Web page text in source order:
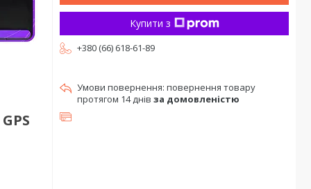
Купити з
+380 (66) 618-61-89
повернення товару
протягом 14 днів за домовленістю